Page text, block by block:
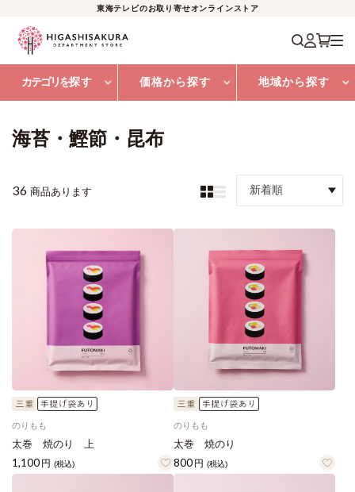
東海テレビのお取り寄せオンラインストア
カテゴリを探す 価格から探す 地域から探す
海苔・鰹節・昆布
36 商品あります 新着順
のりもも
太巻 焼のり 上
1,100 円 (税込)
のりもも
太巻 焼のり
800 円 (税込)